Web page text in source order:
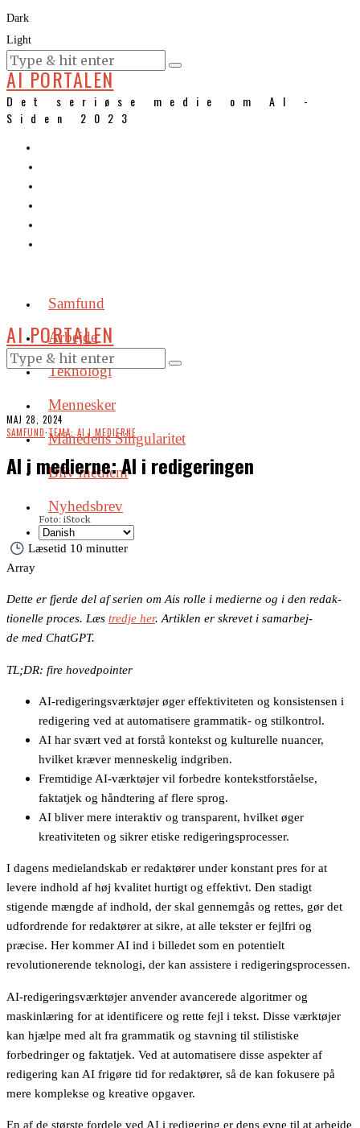
Dark
Light
KURSER
AI PORTALEN
Det seriøse medie om AI -
Siden 2023
Samfund
Arbejde
Teknologi
Mennesker
Månedens Singularitet
Bliv medlem
Nyhedsbrev
AI PORTALEN
MAJ 28, 2024
SAMFUND·TEMA: AI I MEDIERNE
AI i medierne: AI i redigeringen
Foto: iStock
Læsetid 10 minutter
Array
Det­te er fjerde del af se­rien om Ais rol­le i me­di­er­ne og i den re­dak­
tio­nel­le pro­ces. Læs tredje her. Ar­tik­len er skre­vet i sam­ar­bej­
de med Chat­G­PT.
TL;DR: fire hovedpointer
AI-redigeringsværktøjer øger effektiviteten og konsistensen i
redigering ved at automatisere grammatik- og stilkontrol.
AI har svært ved at forstå kontekst og kulturelle nuancer,
hvilket kræver menneskelig indgriben.
Fremtidige AI-værktøjer vil forbedre kontekstforståelse,
faktatjek og håndtering af flere sprog.
AI bliver mere interaktiv og transparent, hvilket øger
kreativiteten og sikrer etiske redigeringsprocesser.
I dagens medielandskab er redaktører under konstant pres for at
levere indhold af høj kvalitet hurtigt og effektivt. Den stadigt
stigende mængde af indhold, der skal gennemgås og rettes, gør det
udfordrende for redaktører at sikre, at alle tekster er fejlfri og
præcise. Her kommer AI ind i billedet som en potentielt
revolutionerende teknologi, der kan assistere i redigeringsprocessen.
AI-redigeringsværktøjer anvender avancerede algoritmer og
maskinlæring for at identificere og rette fejl i tekst. Disse værktøjer
kan hjælpe med alt fra grammatik og stavning til stilistiske
forbedringer og faktatjek. Ved at automatisere disse aspekter af
redigering kan AI frigøre tid for redaktører, så de kan fokusere på
mere komplekse og kreative opgaver.
En af de største fordele ved AI i redigering er dens evne til at arbejde